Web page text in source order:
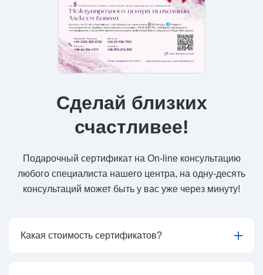
Сделай близких
счастливее!
Подарочный сертификат на On-line консультацию
любого специалиста нашего центра, на одну-десять
консультаций может быть у вас уже через минуту!
Какая стоимость сертификатов?